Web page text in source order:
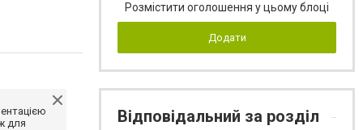
для
Розмістити оголошення у цьому блоці
Додати
Відповідальний за розділ